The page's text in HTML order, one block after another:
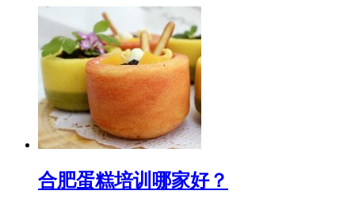
合肥蛋糕培训哪家好？